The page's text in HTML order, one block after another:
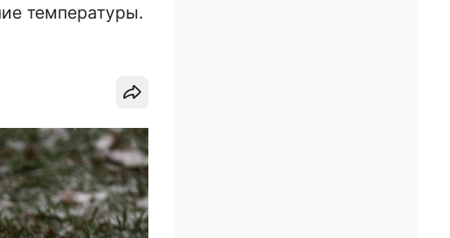
температуры.